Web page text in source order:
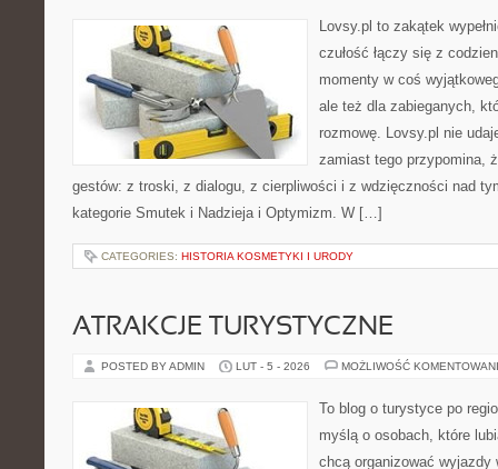
Lovsy.pl to zakątek
czułość łączy się z
momenty w coś
ale też dla zabieganych,
rozmowę. Lovsy.pl nie
zamiast tego przypomina,
gestów: z troski, z dialogu, z cierpliwości i z wdzięczności nad
kategorie Smutek i Nadzieja i Optymizm. W […]
CATEGORIES: HISTORIA KOSMETYKI I URODY
ATRAKCJE TURYSTYCZNE
POSTED BY ADMIN LUT - 5 - 2026 MOŻLIWOŚĆ
To blog o turystyce po
myślą o osobach, które
chcą organizować wyjazdy